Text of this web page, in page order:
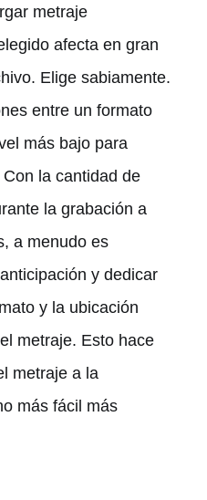
metraje
afecta en gran
Elige sabiamente.
entre un formato
más bajo para
la cantidad de
la grabación a
a menudo es
y dedicar
y la ubicación
metraje. Esto hace
metraje a la
más fácil más